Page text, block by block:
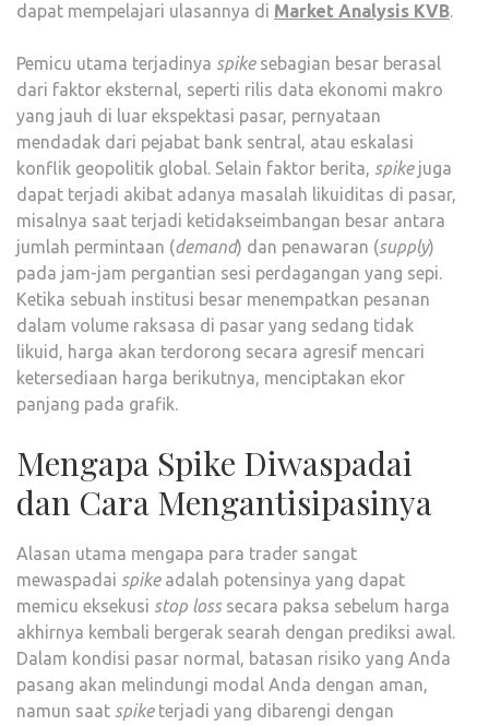
dapat mempelajari ulasannya di Market Analysis KVB.
Pemicu utama terjadinya spikesebagian besar berasal
dari faktor eksternal, seperti rilis data ekonomi makro
yang jauh di luar ekspektasi pasar, pernyataan
mendadak dari pejabat bank sentral, atau eskalasi
konflik geopolitik global. Selain faktor berita, spikejuga
dapat terjadi akibat adanya masalah likuiditas di pasar,
misalnya saat terjadi ketidakseimbangan besar antara
jumlah permintaan (demand) dan penawaran (supply)
pada jam-jam pergantian sesi perdagangan yang sepi.
Ketika sebuah institusi besar menempatkan pesanan
dalam volume raksasa di pasar yang sedang tidak
likuid, harga akan terdorong secara agresif mencari
ketersediaan harga berikutnya, menciptakan ekor
panjang pada grafik.
Mengapa Spike Diwaspadai
dan Cara Mengantisipasinya
Alasan utama mengapa para trader sangat
mewaspadai spikeadalah potensinya yang dapat
memicu eksekusi stop losssecara paksa sebelum harga
akhirnya kembali bergerak searah dengan prediksi awal.
Dalam kondisi pasar normal, batasan risiko yang Anda
pasang akan melindungi modal Anda dengan aman,
namun saat spiketerjadi yang dibarengi dengan